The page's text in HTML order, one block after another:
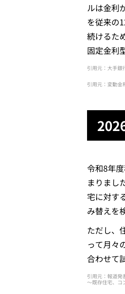
ルは金利
を従来の
続けるた
固定金利
引用元：大手
引用元：変動金
令和8年
まりまし
宅に対す
み替えを
ただし、
って月々
合わせて
引用元：報道発
～既存住宅、コ